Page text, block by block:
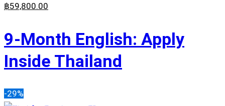
฿59,800.00
9-Month English: Apply
Inside Thailand
-29%